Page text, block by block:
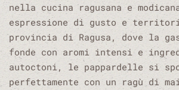
nella cucina ragusana e
espressione di gusto e
provincia di Ragusa, dove la
fonde con aromi intensi e
autoctoni, le pappardelle si
perfettamente con un ragù di